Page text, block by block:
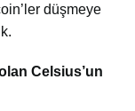
düşmeye
Celsius’un